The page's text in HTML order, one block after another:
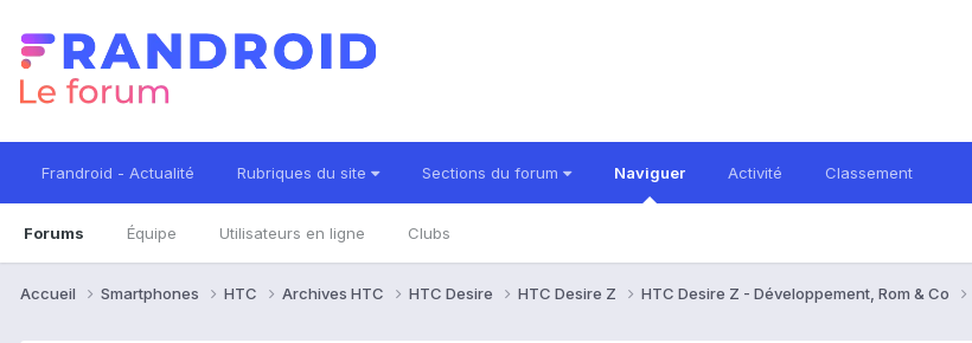
Frandroid - Actualité Rubriques du site Sections du forum Naviguer
Forums Équipe Utilisateurs en ligne Clubs
Activité Classement
Accueil Smartphones HTC Archives HTC HTC Desire HTC Desire Z HTC Desire Z - Développement, Rom & Co